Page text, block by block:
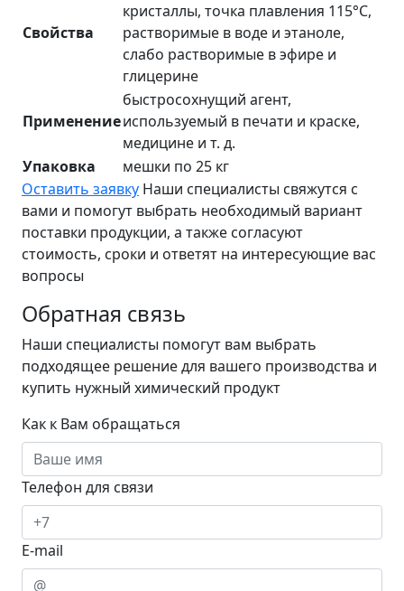
Свойства
кристаллы, точка плавления 115°С,
растворимые в воде и этаноле,
слабо растворимые в эфире и
глицерине
Применение
быстросохнущий агент,
используемый в печати и краске,
медицине и т. д.
Упаковка
мешки по 25 кг
Оставить заявку Наши специалисты свяжутся с
вами и помогут выбрать необходимый вариант
поставки продукции, а также согласуют
стоимость, сроки и ответят на интересующие вас
вопросы
Обратная связь
Наши специалисты помогут вам выбрать
подходящее решение для вашего производства и
ĸупить нужный химический продукт
Как к Вам обращаться
Телефон для связи
E-mail